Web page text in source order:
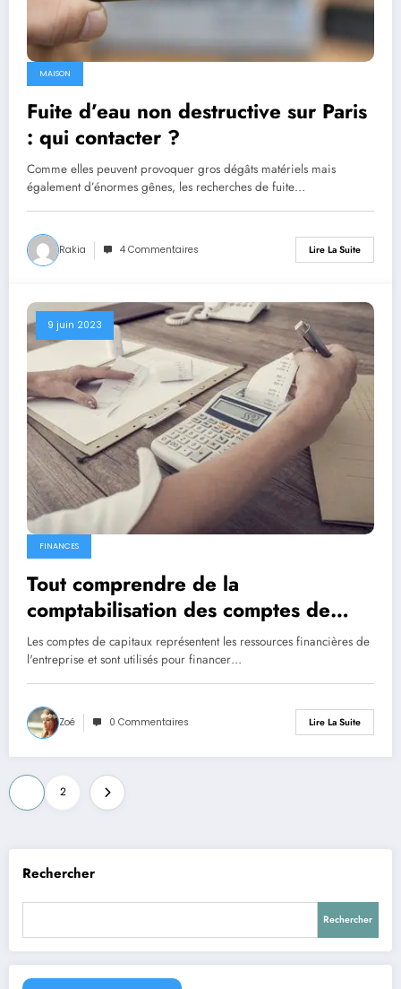
MAISON
Fuite d’eau non destructive sur Paris
: qui contacter ?
Comme elles peuvent provoquer gros dégâts matériels mais
également d’énormes gênes, les recherches de fuite…
Rakia 4 Commentaires Lire La Suite
9 juin 2023
FINANCES
Tout comprendre de la
comptabilisation des comptes de
capitaux
Les comptes de capitaux représentent les ressources financières de
l'entreprise et sont utilisés pour financer…
Zoé 0 Commentaires Lire La Suite
Pagination
des
publications
2
Rechercher
Rechercher